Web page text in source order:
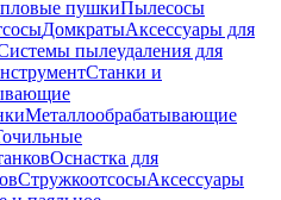
пушкиПылесосы
ДомкратыАксессуары для
пылеудаления для
Станки и
Металлообрабатывающие
Оснастка для
СтружкоотсосыАксессуары